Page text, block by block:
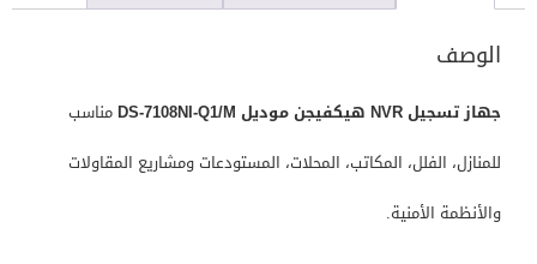
الوصف
جهاز تسجيل NVR هيكفيجن موديل DS-7108NI-Q1/M
مناسب
للمنازل، الفلل، المكاتب، المحلات، المستودعات ومشاريع المقاولات
والأنظمة الأمنية.